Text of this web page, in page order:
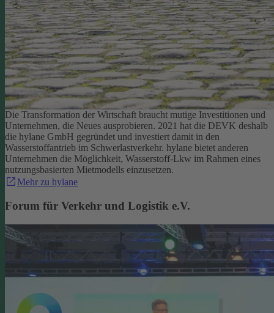
Die Transformation der Wirtschaft braucht mutige Investitionen und
Unternehmen, die Neues ausprobieren. 2021 hat die DEVK deshalb
die hylane GmbH gegründet und investiert damit in den
Wasserstoffantrieb im Schwerlastverkehr. hylane bietet anderen
Unternehmen die Möglichkeit, Wasserstoff-Lkw im Rahmen eines
nutzungsbasierten Mietmodells einzusetzen.
Mehr zu hylane
Forum für Verkehr und Logistik e.V.